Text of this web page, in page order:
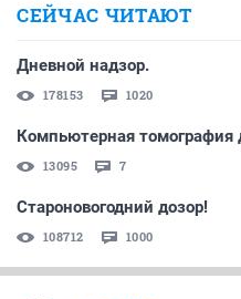
СЕЙЧАС ЧИТАЮТ
Дневной надзор.
178153 1020
Компьютерная томография
13095 7
Староновогодний дозор!
108712 1000